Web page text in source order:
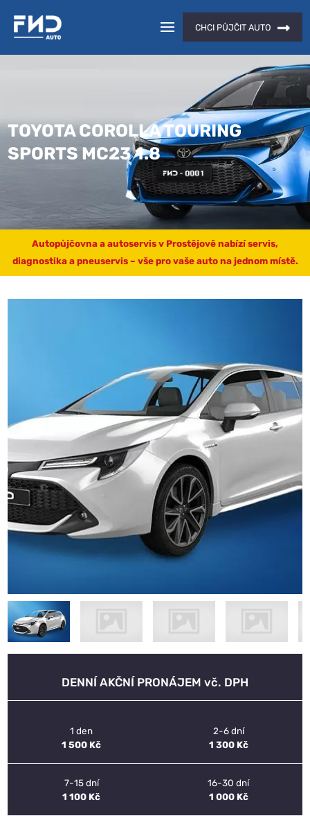
CHCI PŮJČIT AUTO
TOYOTA COROLLA TOURING
SPORTS MC23 1.8
Autopůjčovna a autoservis v Prostějově nabízí servis,
diagnostika a pneuservis – vše pro vaše auto na jednom místě.
DENNÍ AKČNÍ PRONÁJEM vč. DPH
1 den
1 500 Kč
2-6 dní
1 300 Kč
7-15 dní
1 100 Kč
16-30 dní
1 000 Kč